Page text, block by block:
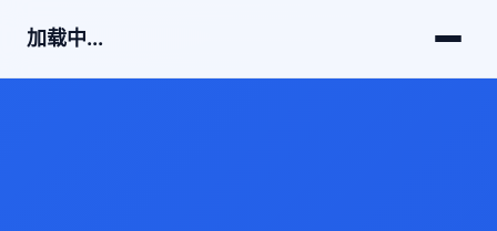
加载中...